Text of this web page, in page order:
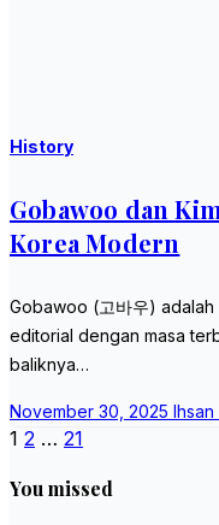
History
Gobawoo dan
Korea Modern
Gobawoo (고바우)
editorial dengan masa
baliknya…
November 30, 2025 Ihsan
Posts
pagination
1 2 … 21
You missed